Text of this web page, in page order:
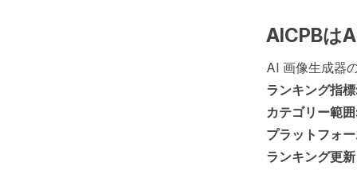
AICPBは
AI 画像生成器
ランキング指
カテゴリー範
プラットフォ
ランキング更